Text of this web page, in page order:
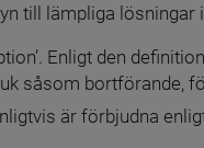
till lämpliga lösningar
Enligt den
såsom bortförande,
är förbjudna